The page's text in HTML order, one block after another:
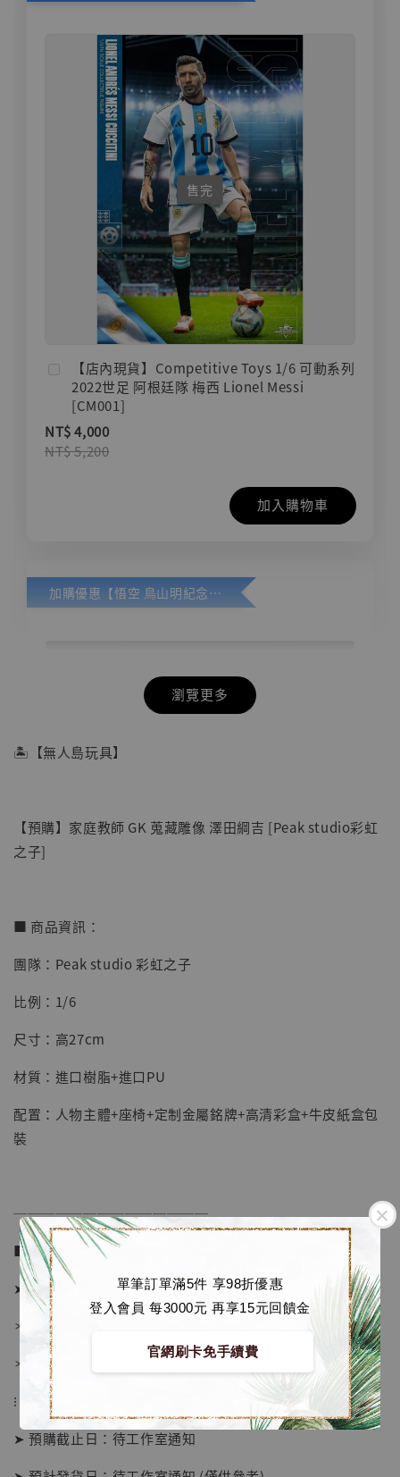
單筆訂單滿5件 享98折優惠
登入會員 每3000元 再享15元回饋金
官網刷卡免手續費
售完
【店內現貨】Competitive Toys 1/6 可動系列
2022世足 阿根廷隊 梅西 Lionel Messi
[CM001]
NT$ 4,000
NT$ 5,200
加入購物車
加購優惠【悟空 鳥山明紀念款 [奇蹟工作室]】
【店內現貨】七龍珠 系列蒐藏雕像 悟空 鳥山
明紀念款 [奇蹟工作室]
NT$ 5,580
瀏覽更多
🏝【無人島玩具】
【預購】家庭教師 GK 蒐藏雕像 澤田綱吉 [Peak studio彩虹
之子]
■ 商品資訊：
團隊：Peak studio 彩虹之子
比例：1/6
尺寸：高27cm
材質：進口樹脂+進口PU
配置：人物主體+座椅+定制金屬銘牌+高清彩盒+牛皮紙盒包
裝
──────────────
■ 販售資訊 (NT$)：
➤ 價格 4280元 (訂金2280)
＊ 國際運費另計
＊ 刷卡免手續費
⁝
➤ 預購截止日：待工作室通知